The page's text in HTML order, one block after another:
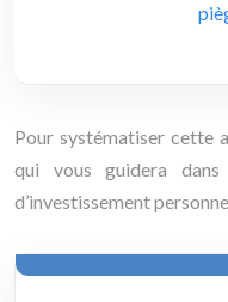
Pour systématiser cette
qui vous guidera
d’investissement